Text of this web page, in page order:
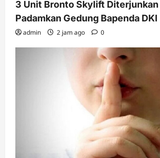
3 Unit Bronto Skylift
Padamkan Gedung Bapenda DKI
admin 2 jam ago 0